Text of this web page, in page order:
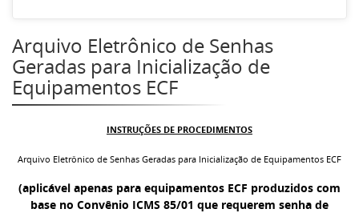
Arquivo Eletrônico de Senhas
Geradas para Inicialização de
Equipamentos ECF
INSTRUÇÕES DE PROCEDIMENTOS
Arquivo Eletrônico de Senhas Geradas para Inicialização de Equipamentos ECF
(aplicável apenas para equipamentos ECF produzidos com
base no Convênio ICMS 85/01 que requerem senha de